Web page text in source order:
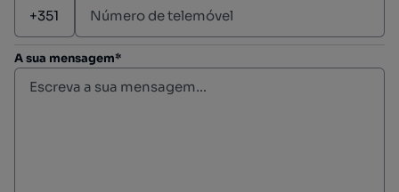
A sua mensagem*